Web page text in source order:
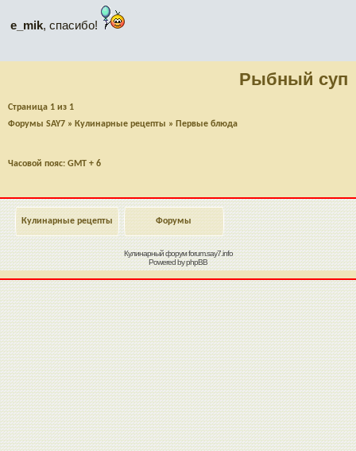
e_mik, спасибо!
Рыбный суп
Страница 1 из 1
Форумы SAY7 » Кулинарные рецепты » Первые блюда
Часовой пояс: GMT + 6
Кулинарные рецепты Форумы
Кулинарный форумforum.say7.info
Powered byphpBB